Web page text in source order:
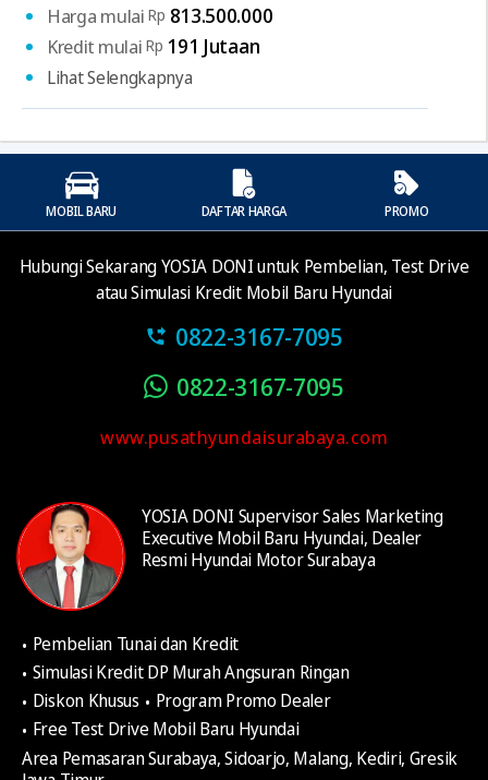
Harga mulai Rp 813.500.000
Kredit mulai Rp 191 Jutaan
Lihat Selengkapnya
MOBIL BARU DAFTAR HARGA PROMO
Hubungi Sekarang YOSIA DONI untuk Pembelian, Test Drive
atau Simulasi Kredit Mobil Baru Hyundai
0822-3167-7095
0822-3167-7095
www.pusathyundaisurabaya.com
YOSIA DONI Supervisor Sales Marketing
Executive Mobil Baru Hyundai, Dealer
Resmi Hyundai Motor Surabaya
Pembelian Tunai dan Kredit
Simulasi Kredit DP Murah Angsuran Ringan
Diskon Khusus
Program Promo Dealer
Free Test Drive Mobil Baru Hyundai
Area Pemasaran Surabaya, Sidoarjo, Malang, Kediri, Gresik